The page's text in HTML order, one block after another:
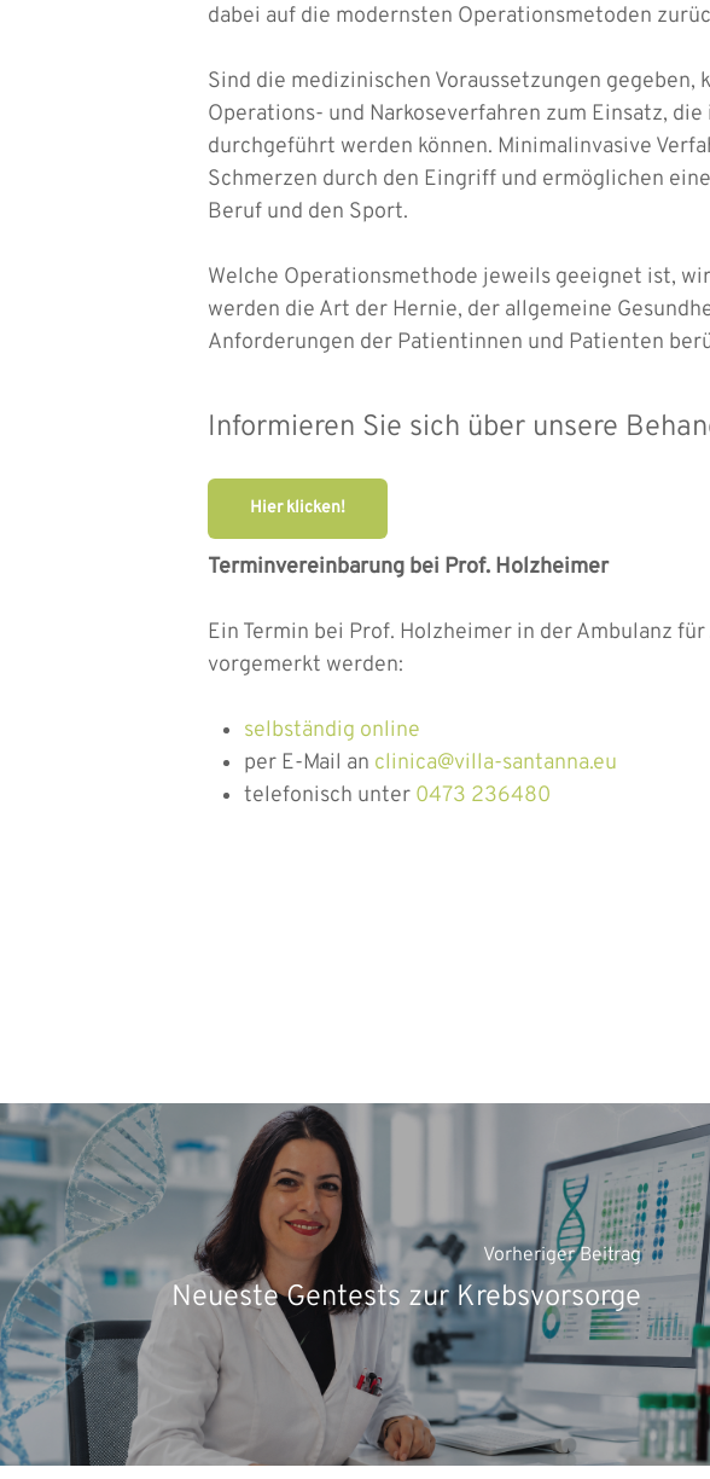
dabei auf die modernsten Operationsmetoden
Sind die medizinischen Voraussetzungen
Operations- und Narkoseverfahren zum Einsatz,
durchgeführt werden können. Minimalinvasive
Schmerzen durch den Eingriff und ermöglichen
Beruf und den Sport.
Welche Operationsmethode jeweils geeignet ist,
werden die Art der Hernie, der allgemeine
Anforderungen der Patientinnen und Patienten
Informieren Sie sich über unsere
Hier klicken!
Terminvereinbarung bei Prof. Holzheimer
Ein Termin bei Prof. Holzheimer in der Ambulanz
vorgemerkt werden:
selbständig online
per E-Mail an clinica@villa-santanna.eu
telefonisch unter 0473 236480
Vorheriger Beitrag
Neueste Gentests zur Krebsvorsorge